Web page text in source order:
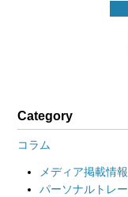
Category
コラム
メディア掲載情報
パーソナルトレ